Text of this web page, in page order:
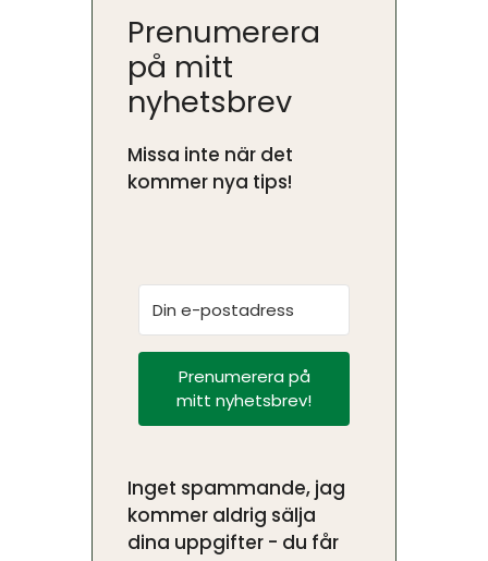
Prenumerera
på mitt
nyhetsbrev
Missa inte när det
kommer nya tips!
Prenumerera på
mitt nyhetsbrev!
Inget spammande, jag
kommer aldrig sälja
dina uppgifter - du får